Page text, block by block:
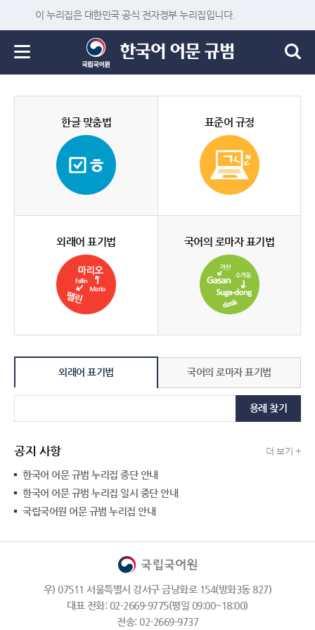
이 누리집은 대한민국 공식 전자정부 누리집입니다.
한글 맞춤법 표준어 규정
외래어 표기법 국어의 로마자 표기법
외래어 표기법 국어의 로마자 표기법
용례 찾기
공지 사항 더 보기 +
한국어 어문 규범 누리집 중단 안내
한국어 어문 규범 누리집 일시 중단 안내
국립국어원 어문 규범 누리집 안내
우) 07511 서울특별시 강서구 금낭화로 154(방화3동 827)
대표 전화: 02-2669-9775(평일 09:00~18:00)
전송: 02-2669-9737